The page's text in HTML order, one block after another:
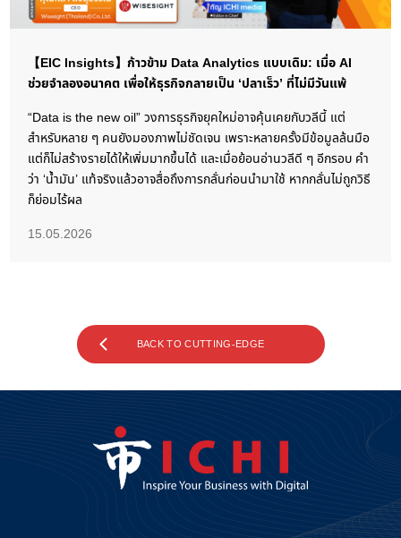
【EIC Insights】ก้าวข้าม Data Analytics แบบเดิม: เมื่อ AI
ช่วยจำลองอนาคต เพื่อให้ธุรกิจกลายเป็น ‘ปลาเร็ว’ ที่ไม่มีวันแพ้
“Data is the new oil” วงการธุรกิจยุคใหม่อาจคุ้นเคยกับวลีนี้ แต่
สำหรับหลาย ๆ คนยังมองภาพไม่ชัดเจน เพราะหลายครั้งมีข้อมูลล้นมือ
แต่ก็ไม่สร้างรายได้ให้เพิ่มมากขึ้นได้ และเมื่อย้อนอ่านวลีดี ๆ อีกรอบ คำ
ว่า ‘น้ำมัน’ แท้จริงแล้วอาจสื่อถึงการกลั่นก่อนนำมาใช้ หากกลั่นไม่ถูกวิธี
ก็ย่อมไร้ผล
15.05.2026
BACK TO CUTTING-EDGE